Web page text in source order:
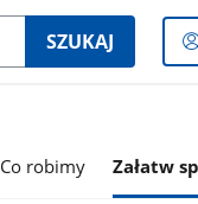
SZUKAJ
Co robimy Załatw